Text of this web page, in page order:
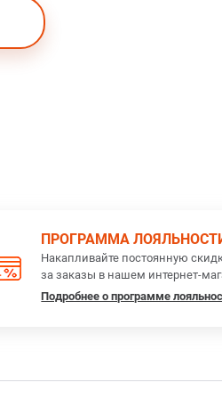
ПРОГРАММА
Накапливайте постоянную
за заказы в нашем интернет-
Подробнее о программе